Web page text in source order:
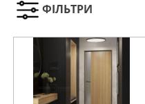
ФІЛЬТРИ